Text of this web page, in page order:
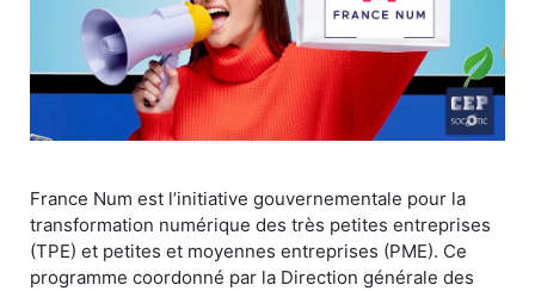
France Num est l’initiative gouvernementale pour la
transformation numérique des très petites entreprises
(TPE) et petites et moyennes entreprises (PME). Ce
programme coordonné par la Direction générale des